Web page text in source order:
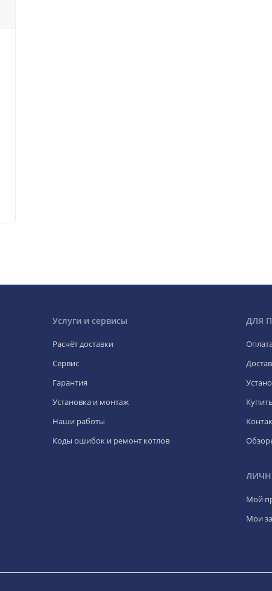
Услуги и сервисы
Расчёт доставки
Сервис
Гарантия
Установка и монтаж
Наши работы
Коды ошибок и ремонт котлов
ДЛЯ
Мой
Мои